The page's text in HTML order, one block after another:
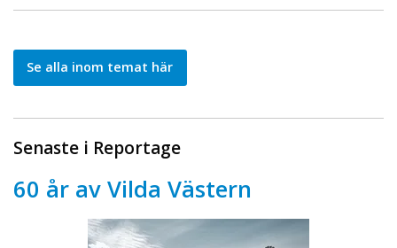
Se alla inom temat här
Senaste i Reportage
60 år av Vilda Västern